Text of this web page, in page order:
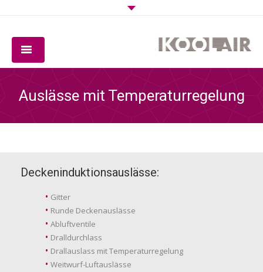
KONTAKT
Auslässe mit Temperaturregelung
Deckeninduktionsauslässe:
Gitter
Runde Deckenauslässe
Abluftventile
Dralldurchlass
Drallauslass mit Temperaturregelung
Weitwurf-Luftauslässe